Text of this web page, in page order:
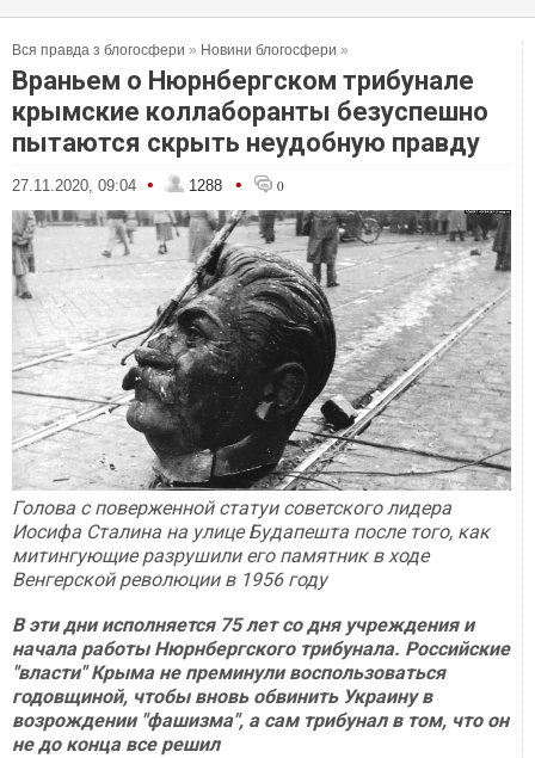
Вся правда з блогосфери » Новини блогосфери »
Враньем о Нюрнбергском трибунале
крымские коллаборанты безуспешно
пытаются скрыть неудобную правду
27.11.2020, 09:04 • 1288 • 0
Голова с поверженной статуи советского лидера
Иосифа Сталина на улице Будапешта после того, как
митингующие разрушили его памятник в ходе
Венгерской революции в 1956 году
В эти дни исполняется 75 лет со дня учреждения и
начала работы Нюрнбергского трибунала. Российские
"власти" Крыма не преминули воспользоваться
годовщиной, чтобы вновь обвинить Украину в
возрождении "фашизма", а сам трибунал в том, что он
не до конца все решил